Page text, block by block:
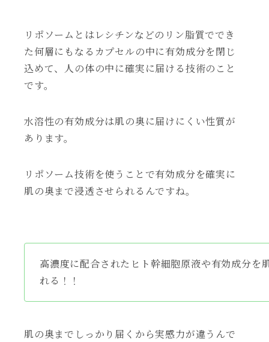
リポソームとはレシチンなどのリン脂質ででき
た何層にもなるカプセルの中に有効成分を閉じ
込めて、人の体の中に確実に届ける技術のこと
です。
水溶性の有効成分は肌の奥に届けにくい性質が
あります。
リポソーム技術を使うことで有効成分を確実に
肌の奥まで浸透させられるんですね。
高濃度に配合されたヒト幹細胞原液や有効成分を
れる！！
肌の奥までしっかり届くから実感力が違うんで